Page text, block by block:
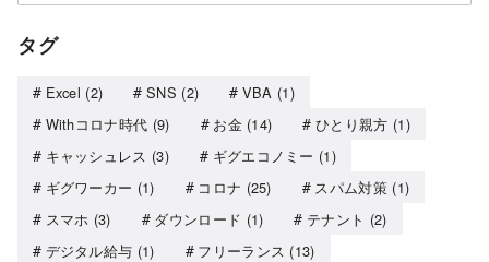
タグ
Excel (2) SNS (2) VBA (1)
Withコロナ時代 (9) お金(14) ひとり親方 (1)
キャッシュレス (3) ギグエコノミー (1)
ギグワーカー (1) コロナ (25) スパム対策(1)
スマホ (3) ダウンロード (1) テナント (2)
デジタル給与 (1) フリーランス (13)